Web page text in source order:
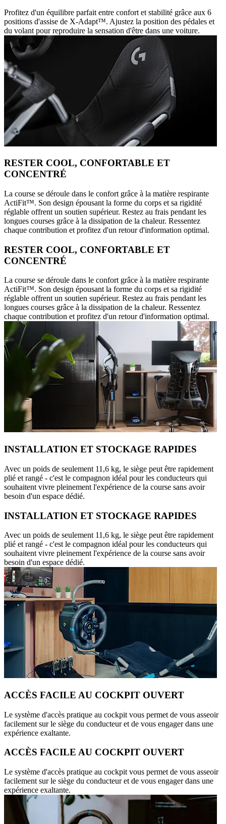
Profitez d'un équilibre parfait entre confort et stabilité grâce aux 6
positions d'assise de X-Adapt™. Ajustez la position des pédales et
du volant pour reproduire la sensation d'être dans une voiture.
RESTER COOL, CONFORTABLE ET
CONCENTRÉ
La course se déroule dans le confort grâce à la matière respirante
ActiFit™️. Son design épousant la forme du corps et sa rigidité
réglable offrent un soutien supérieur. Restez au frais pendant les
longues courses grâce à la dissipation de la chaleur. Ressentez
chaque contribution et profitez d'un retour d'information optimal.
RESTER COOL, CONFORTABLE ET
CONCENTRÉ
La course se déroule dans le confort grâce à la matière respirante
ActiFit™️. Son design épousant la forme du corps et sa rigidité
réglable offrent un soutien supérieur. Restez au frais pendant les
longues courses grâce à la dissipation de la chaleur. Ressentez
chaque contribution et profitez d'un retour d'information optimal.
INSTALLATION ET STOCKAGE RAPIDES
Avec un poids de seulement 11,6 kg, le siège peut être rapidement
plié et rangé - c'est le compagnon idéal pour les conducteurs qui
souhaitent vivre pleinement l'expérience de la course sans avoir
besoin d'un espace dédié.
INSTALLATION ET STOCKAGE RAPIDES
Avec un poids de seulement 11,6 kg, le siège peut être rapidement
plié et rangé - c'est le compagnon idéal pour les conducteurs qui
souhaitent vivre pleinement l'expérience de la course sans avoir
besoin d'un espace dédié.
ACCÈS FACILE AU COCKPIT OUVERT
Le système d'accès pratique au cockpit vous permet de vous asseoir
facilement sur le siège du conducteur et de vous engager dans une
expérience exaltante.
ACCÈS FACILE AU COCKPIT OUVERT
Le système d'accès pratique au cockpit vous permet de vous asseoir
facilement sur le siège du conducteur et de vous engager dans une
expérience exaltante.